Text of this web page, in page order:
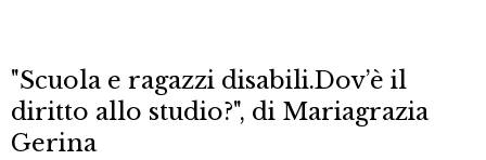
"Scuola e ragazzi disabili.Dov’è il
diritto allo studio?", di Mariagrazia
Gerina